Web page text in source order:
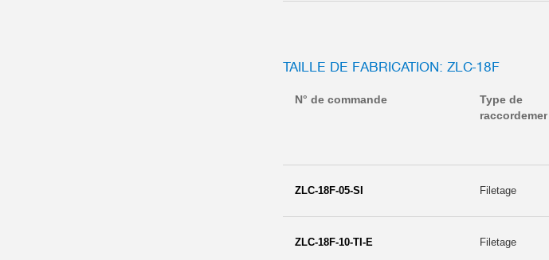
TAILLE DE FABRICATION: ZLC-18F
N° de commande
Type de
raccordement
ZLC-18F-05-SI Filetage
ZLC-18F-10-TI-E Filetage